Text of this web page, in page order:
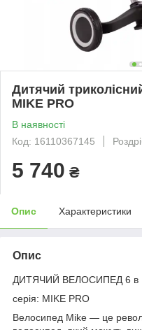
Дитячий
MIKE PRO
В наявності
Код: 16110367145
5 740 ₴
Опис Характеристики
Опис
ДИТЯЧИЙ ВЕЛОСИПЕД 6 в
серія: MIKE PRO
Велосипед Mike — це